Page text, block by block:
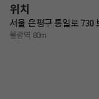
위치
서울 은평구 통일로 730
불광역 80m